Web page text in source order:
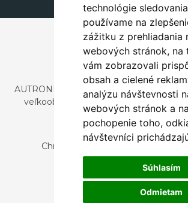
technológie sledovania
používame na
zážitku z prehliadania
webových stránok, na
vám zobrazovali
obsah a cielené
analýzu návštevnosti
webových stránok a na
pochopenie toho,
návštevníci
Súhlasím
Odmietam
AUTRONIC, s.r.o. je spoločnosť
veľkoobchodným predajom
nábytku a dekorácií.
Česká republika
Chrustenice 270, 267 12 Loděnice
Slovensko
Nová 366, 032 02 Závažná